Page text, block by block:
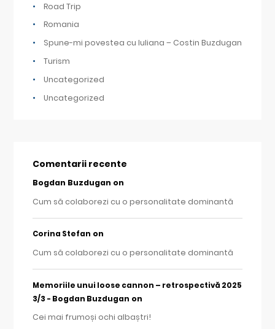
Road Trip
Romania
Spune-mi povestea cu Iuliana – Costin Buzdugan
Turism
Uncategorized
Uncategorized
Comentarii recente
Bogdan Buzdugan on
Cum să colaborezi cu o personalitate dominantă
Corina Stefan on
Cum să colaborezi cu o personalitate dominantă
Memoriile unui loose cannon – retrospectivă 2025
3/3 - Bogdan Buzdugan on
Cei mai frumoși ochi albaștri!